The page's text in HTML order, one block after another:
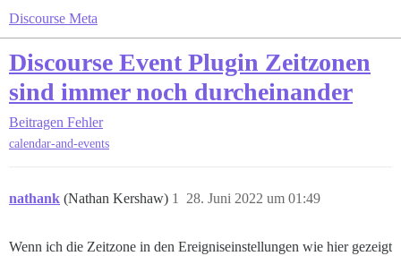
Discourse Meta
Discourse Event Plugin Zeitzonen
sind immer noch durcheinander
Beitragen Fehler
calendar-and-events
nathank (Nathan Kershaw) 28. Juni 2022 um 01:49
1
Wenn ich die Zeitzone in den Ereigniseinstellungen wie hier gezeigt